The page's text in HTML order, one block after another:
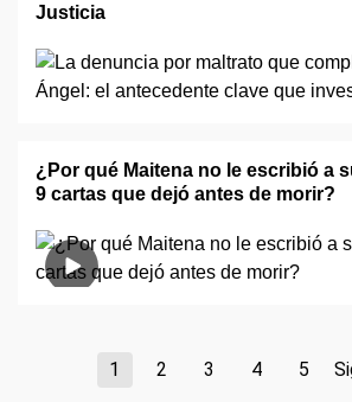
Justicia
¿Por qué Maitena no le escribió a
9 cartas que dejó antes de morir?
1 2 3 4 5